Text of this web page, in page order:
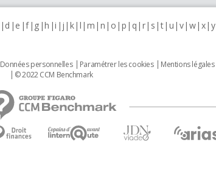
d e f g h i j k l m n o p q r s t u v w x y
Données personnelles Paramétrer les cookies Mentions légales
© 2022 CCM Benchmark